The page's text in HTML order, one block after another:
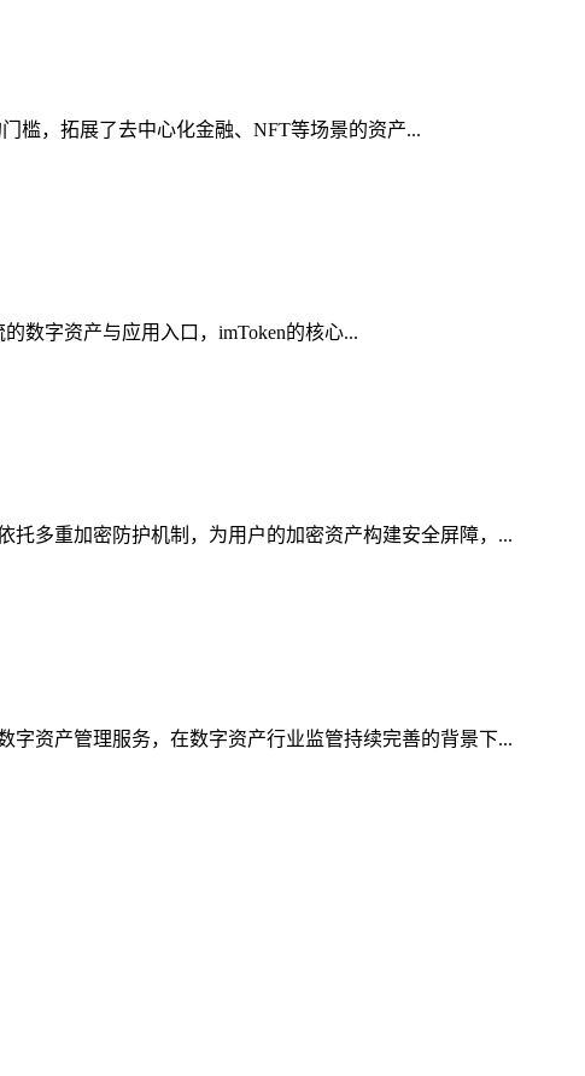
槛，拓展了去中心化金融、NFT等场景的资产...
数字资产与应用入口，imToken的核心...
托多重加密防护机制，为用户的加密资产构建安全屏障，...
字资产管理服务，在数字资产行业监管持续完善的背景下...